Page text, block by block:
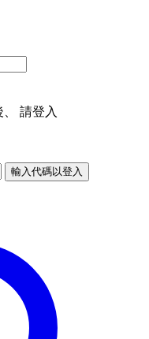
、 請登入
輸入代碼以登入